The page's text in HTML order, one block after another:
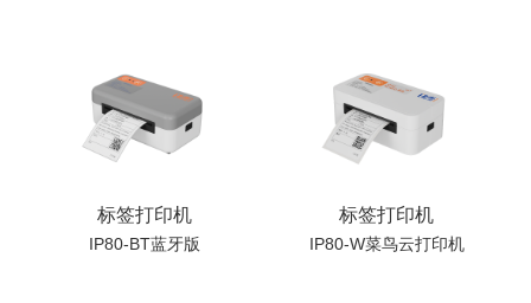
标签打印机
IP80-BT蓝牙版
标签打印机
IP80-W菜鸟云打印机